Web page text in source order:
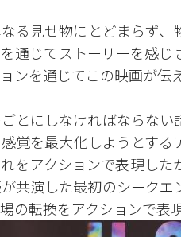
る見せ物にとどまらず
通じてストーリーを感
ンを通じてこの映画が伝
とにしなければならな
覚を最大化しようとす
をアクションで表現し
共演した最初のシーク
の転換をアクションで表